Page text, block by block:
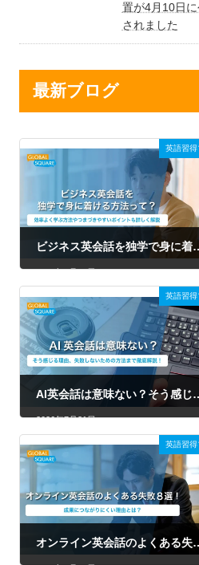
置が4月10日に
されました
最新ブログ
英語習得
ビジネス英会話を独学で身に着ける方法って
2026年7月31日
英語習得
AI英会話は意味ない？そう感
2026年7月31日
英語習得
オンライン英会話のよくある失